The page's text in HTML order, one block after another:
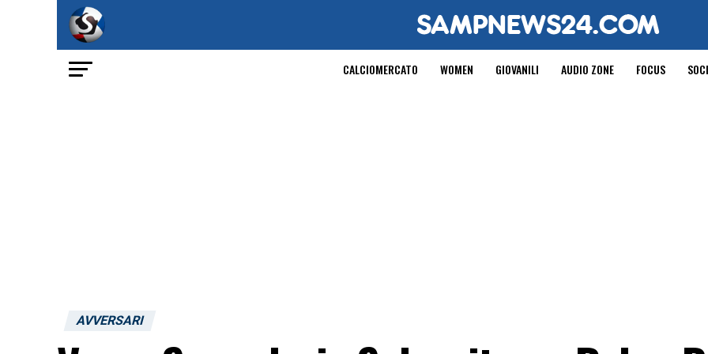
CALCIOMERCATO WOMEN GIOVANILI AUDIO ZONE FOCUS
AVVERSARI